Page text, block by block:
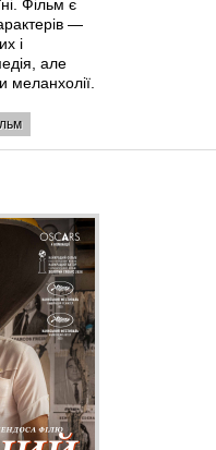
Фільм є
—
і
але
меланхолії.